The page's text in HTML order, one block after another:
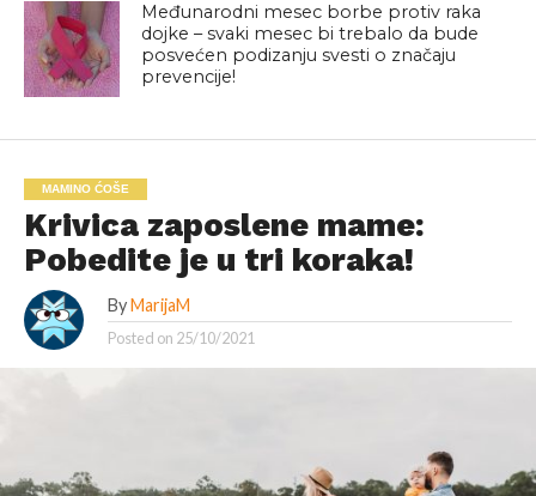
Međunarodni mesec borbe protiv raka
dojke – svaki mesec bi trebalo da bude
posvećen podizanju svesti o značaju
prevencije!
MAMINO ĆOŠE
Krivica zaposlene mame:
Pobedite je u tri koraka!
By MarijaM
Posted on 25/10/2021